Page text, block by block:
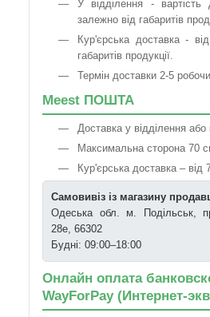
У відділення -
залежно від габаритів
Кур'єрська доставка -
габаритів продукції.
Термін доставки 2-5
Meest ПОШТА
Доставка у відділення
Максимальна сторона 70
Кур'єрська доставка – від
Самовивіз із магазину
Одеська обл. м. Подільськ,
28е, 66302
Будні: 09:00–18:00
Онлайн оплата
WayForPay (Интернет-